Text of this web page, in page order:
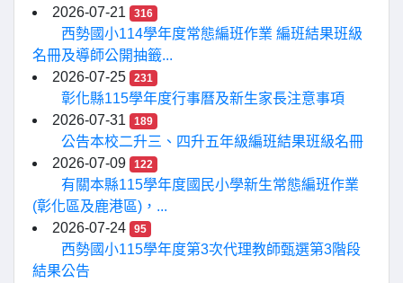
2026-07-21
316
西勢國小114學年度常態編班作業 編班結果班級
名冊及導師公開抽籤...
2026-07-25
231
彰化縣115學年度行事曆及新生家長注意事項
2026-07-31
189
公告本校二升三、四升五年級編班結果班級名冊
2026-07-09
122
有關本縣115學年度國民小學新生常態編班作業
(彰化區及鹿港區)，...
2026-07-24
95
西勢國小115學年度第3次代理教師甄選第3階段
結果公告